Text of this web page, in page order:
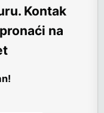
Kontak
na